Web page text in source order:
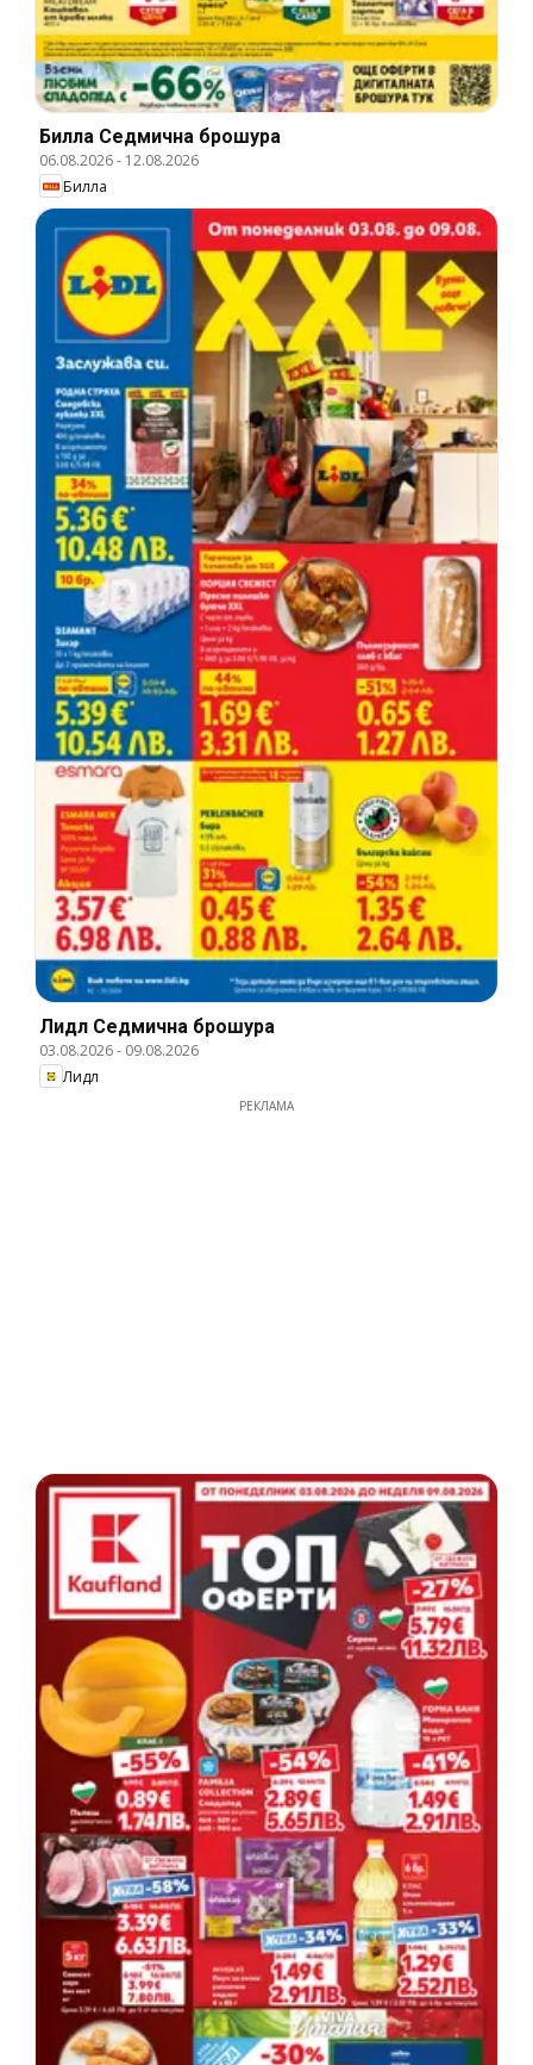
Билла Cедмична брошура
06.08.2026- 12.08.2026
Билла
Лидл Cедмична брошура
03.08.2026- 09.08.2026
Лидл
РЕКЛАМА